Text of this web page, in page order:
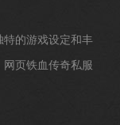
特的游戏设定和丰
页铁血传奇私服